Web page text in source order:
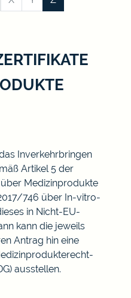
Inverkehrbringen
Artikel 5 der
über Medizinprodukte
746 über In-vitro-
in Nicht-EU-
kann die jeweils
Antrag hin eine
ausstellen.